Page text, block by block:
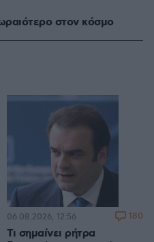
στον κόσμο
Τι σημαίνει ρήτρα
06.08.2026, 12:56 180